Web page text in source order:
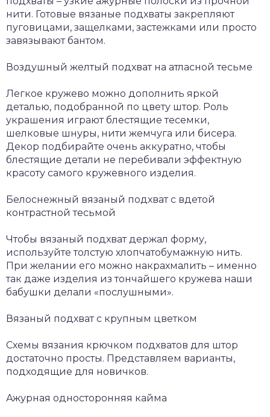
нити. Готовые вязаные подхваты закрепляют
пуговицами, защелками, застежками или просто
завязывают бантом.
Воздушный желтый подхват на атласной тесьме
Легкое кружево можно дополнить яркой
деталью, подобранной по цвету штор. Роль
украшения играют блестящие тесемки,
шелковые шнуры, нити жемчуга или бисера.
Декор подбирайте очень аккуратно, чтобы
блестящие детали не перебивали эффектную
красоту самого кружевного изделия.
Белоснежный вязаный подхват с вдетой
контрастной тесьмой
Чтобы вязаный подхват держал форму,
используйте толстую хлопчатобумажную нить.
При желании его можно накрахмалить – именно
так даже изделия из тончайшего кружева наши
бабушки делали «послушными».
Вязаный подхват с крупным цветком
Схемы вязания крючком подхватов для штор
достаточно просты. Представляем варианты,
подходящие для новичков.
Ажурная односторонняя кайма